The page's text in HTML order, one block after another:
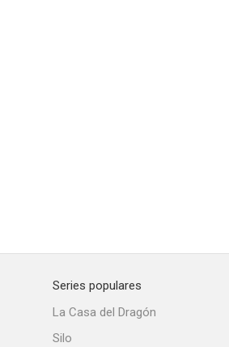
Series populares
La Casa del Dragón
Silo